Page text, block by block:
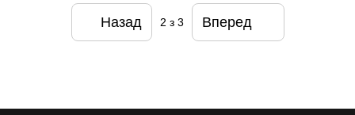
Назад 2 з 3 Вперед